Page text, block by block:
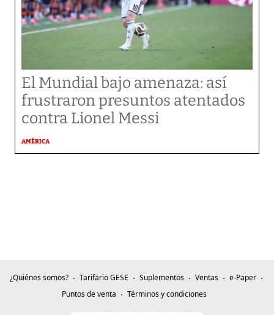
El Mundial bajo amenaza: así
frustraron presuntos atentados
contra Lionel Messi
AMÉRICA
¿Quiénes somos? Tarifario GESE Suplementos Ventas
e-Paper
Puntos de venta
Términos y condiciones